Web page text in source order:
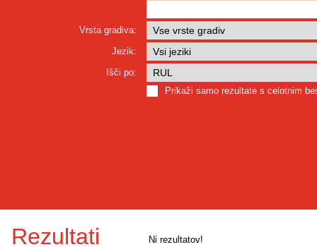
Vrsta gradiva:
Jezik:
Išči po:
Prikaži samo rezultate s celotnim
Rezultati Ni rezultatov!